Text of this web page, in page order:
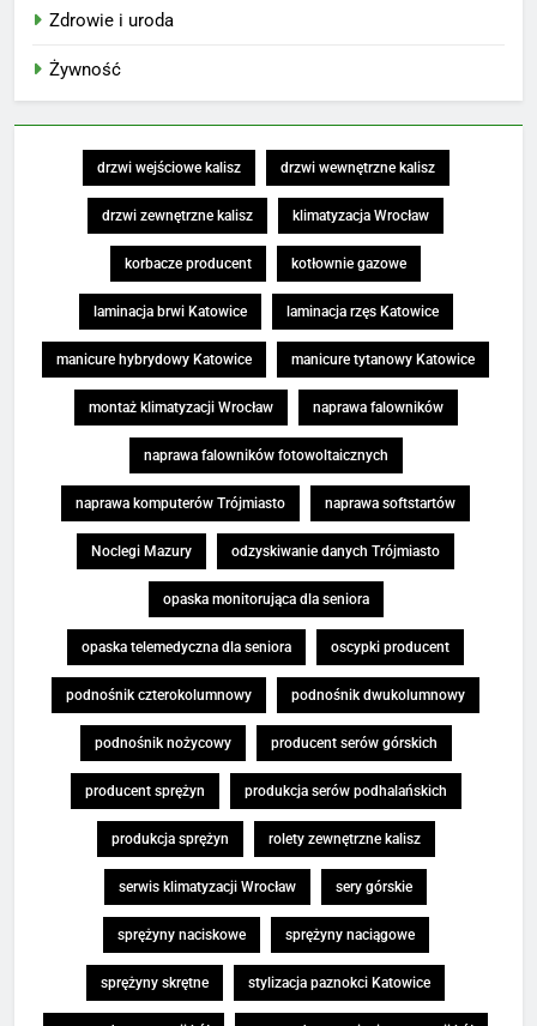
Zdrowie i uroda
Żywność
drzwi wejściowe kalisz drzwi wewnętrzne kalisz
drzwi zewnętrzne kalisz klimatyzacja Wrocław
korbacze producent kotłownie gazowe
laminacja brwi Katowice laminacja rzęs Katowice
manicure hybrydowy Katowice manicure tytanowy Katowice
montaż klimatyzacji Wrocław naprawa falowników
naprawa falowników fotowoltaicznych
naprawa komputerów Trójmiasto naprawa softstartów
Noclegi Mazury odzyskiwanie danych Trójmiasto
opaska monitorująca dla seniora
opaska telemedyczna dla seniora oscypki producent
podnośnik czterokolumnowy podnośnik dwukolumnowy
podnośnik nożycowy producent serów górskich
producent sprężyn produkcja serów podhalańskich
produkcja sprężyn rolety zewnętrzne kalisz
serwis klimatyzacji Wrocław sery górskie
sprężyny naciskowe sprężyny naciągowe
sprężyny skrętne stylizacja paznokci Katowice